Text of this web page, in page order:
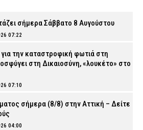
σήμερα Σάββατο 8 Αυγούστου
07:22
την καταστροφική φωτιά στη
στη Δικαιοσύνη, «λουκέτο» στο
07:10
σήμερα (8/8) στην Αττική – Δείτε
04:00